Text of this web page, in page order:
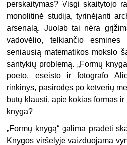
perskaitymas? Visgi skaitytojo
monolitinė studija, tyrinėjanti
arsenalą. Juolab tai nėra
vadovėlio, telkiančio esmines
seniausią matematikos mokslo
santykių problemą. „Formų
poeto, eseisto ir fotografo
rinkinys, pasirodęs po ketverių
būtų klausti, apie kokias formas
knyga?
„Formų knygą“ galima pradėti
Knygos viršelyje vaizduojama